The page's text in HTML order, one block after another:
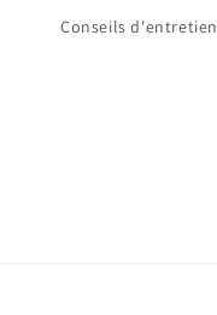
Conseils d'entretien